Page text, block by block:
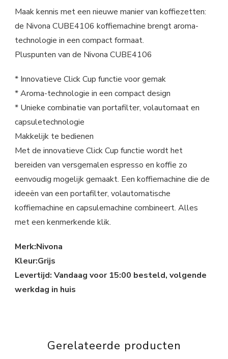
Maak kennis met een nieuwe manier van koffiezetten:
de Nivona CUBE4106 koffiemachine brengt aroma-
technologie in een compact formaat.
Pluspunten van de Nivona CUBE4106
* Innovatieve Click Cup functie voor gemak
* Aroma-technologie in een compact design
* Unieke combinatie van portafilter, volautomaat en
capsuletechnologie
Makkelijk te bedienen
Met de innovatieve Click Cup functie wordt het
bereiden van versgemalen espresso en koffie zo
eenvoudig mogelijk gemaakt. Een koffiemachine die de
ideeën van een portafilter, volautomatische
koffiemachine en capsulemachine combineert. Alles
met een kenmerkende klik.
Merk:Nivona
Kleur:Grijs
Levertijd: Vandaag voor 15:00 besteld, volgende
werkdag in huis
Gerelateerde producten